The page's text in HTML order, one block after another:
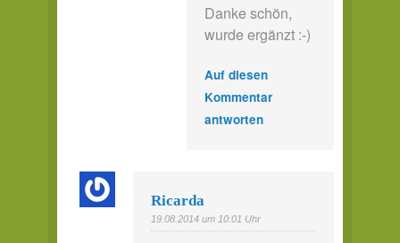
Danke schön,
wurde ergänzt :-)
Auf diesen
Kommentar
antworten
Ricarda
19.08.2014 um 10:01 Uhr